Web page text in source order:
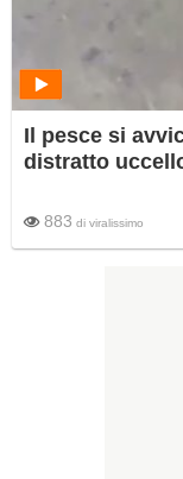
Il pesce si
distratto
883 di viralissimo